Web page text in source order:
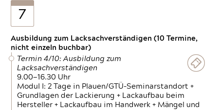
7
Ausbildung zum Lacksachverständigen (10 Termine,
nicht einzeln buchbar)
Termin 4/10: Ausbildung zum
Lacksachverständigen
9.00—16.30 Uhr
Modul I: 2 Tage in Plauen/GTÜ-Seminarstandort +
Grundlagen der Lackierung + Lackaufbau beim
Hersteller + Lackaufbau im Handwerk + Mängel und